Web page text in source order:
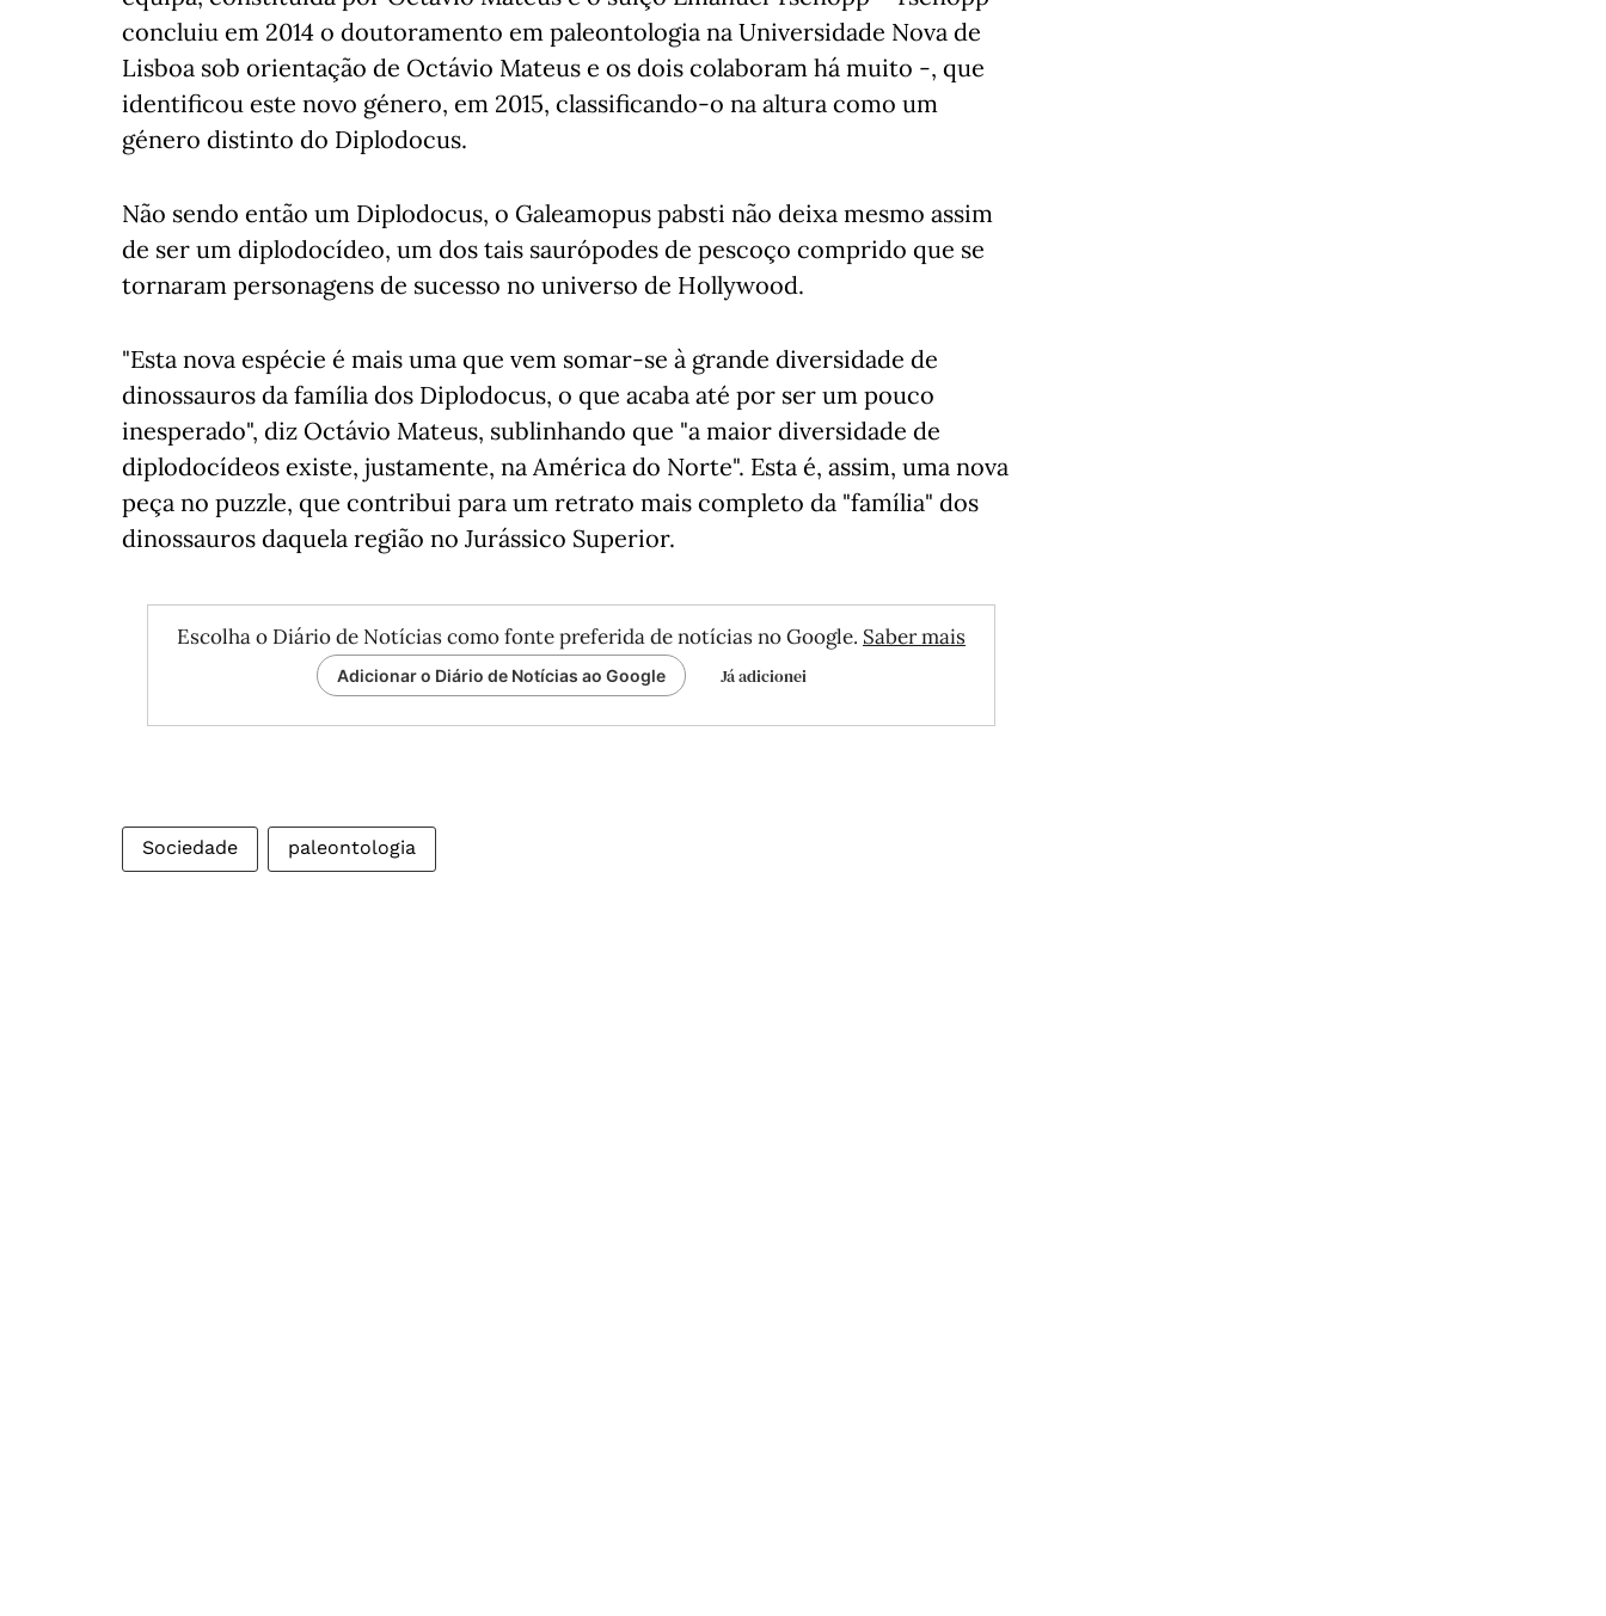
concluiu em 2014 o doutoramento em paleontologia na Universidade Nova de
Lisboa sob orientação de Octávio Mateus e os dois colaboram há muito -, que
identificou este novo género, em 2015, classificando-o na altura como um
género distinto do Diplodocus.
Não sendo então um Diplodocus, o Galeamopus pabsti não deixa mesmo assim
de ser um diplodocídeo, um dos tais saurópodes de pescoço comprido que se
tornaram personagens de sucesso no universo de Hollywood.
"Esta nova espécie é mais uma que vem somar-se à grande diversidade de
dinossauros da família dos Diplodocus, o que acaba até por ser um pouco
inesperado", diz Octávio Mateus, sublinhando que "a maior diversidade de
diplodocídeos existe, justamente, na América do Norte". Esta é, assim, uma nova
peça no puzzle, que contribui para um retrato mais completo da "família" dos
dinossauros daquela região no Jurássico Superior.
Escolha o Diário de Notícias como fonte preferida de notícias no Google. Saber mais
Adicionar o Diário de Notícias ao Google Já adicionei
Sociedade paleontologia